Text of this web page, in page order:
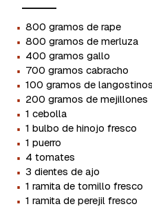
· 800 gramos de rape
· 800 gramos de merluza
· 400 gramos gallo
· 700 gramos cabracho
· 100 gramos de langostinos
· 200 gramos de mejillones
· 1 cebolla
· 1 bulbo de hinojo fresco
· 1 puerro
· 4 tomates
· 3 dientes de ajo
· 1 ramita de tomillo fresco
· 1 ramita de perejil fresco